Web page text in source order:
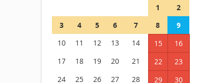
1
2
3
4 5 6 7 8
9
10
11 12 13 14 15
16
17
18 19 20 21 22
23
24
25 26 27 28 29
30